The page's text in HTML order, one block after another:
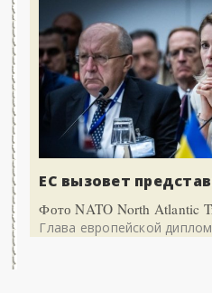
ЕС вызовет
Фото NATO North Atlantic
Глава европейской